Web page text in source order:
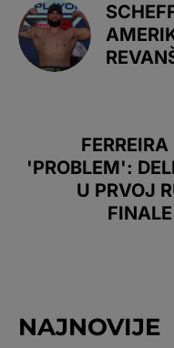
'PROBLEM':
U PRVOJ
NAJNOVIJE